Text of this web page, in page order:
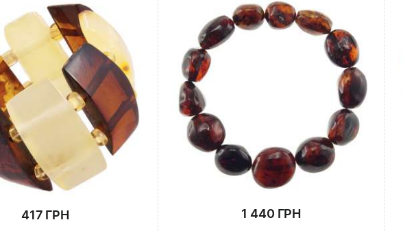
417 ГРН 1 440 ГРН